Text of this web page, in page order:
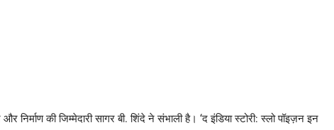
की जिम्मेदारी सागर बी. शिंदे ने संभाली है। ‘द इंडिया स्टोरी: स्लो पॉइज़न इन